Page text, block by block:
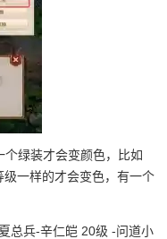
绿装才会变颜色，比如
一样的才会变色，有一个
总兵-辛仁皑 20级 -问道小